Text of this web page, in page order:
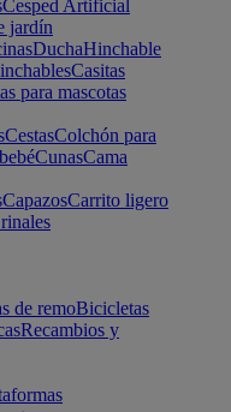
Cesped Artificial
jardín
DuchaHinchable
Casitas
para mascotas
CestasColchón para
CunasCama
CapazosCarrito ligero
de remoBicicletas
Recambios y